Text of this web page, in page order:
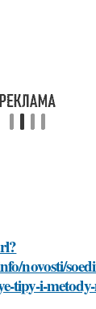
novosti/
tipy-i-